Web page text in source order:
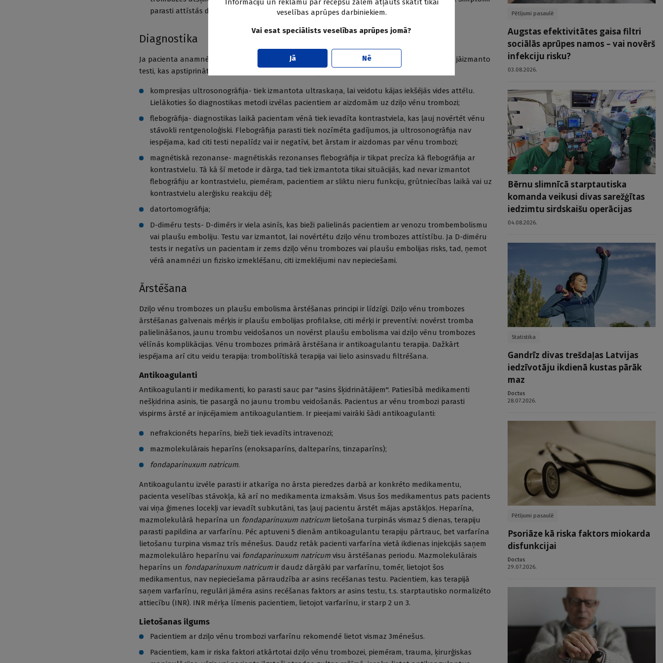
parasti attīstās dažās stundās vai dienās un saglabājas dienām vai nedēļām ilgi.
Diagnostika
Ja pacienta anamnēze, simptomi un fiziskā izmeklēšana liek domāt par dziļo vēnu trombozi, jāizmanto
testi, kas apstiprinātu šo diagnozi. Biežāk lietotie dziļās vēnu trombozes diagnostiskie testi:
kompresijas ultrosonogrāfija- tiek izmantota ultraskaņa, lai veidotu kājas iekšējās vides attēlu.
Lielākoties šo diagnostikas metodi izvēlas pacientiem ar aizdomām uz dziļo vēnu trombozi;
flebogrāfija- diagnostikas laikā pacientam vēnā tiek ievadīta kontrastviela, kas ļauj novērtēt vēnu
stāvokli rentgenoloģiski. Flebogrāfija parasti tiek nozīmēta gadījumos, ja ultrosonogrāfija nav
iespējama, kad citi testi nepalīdz vai ir negatīvi, bet ārstam ir aizdomas par vēnu trombozi;
magnētiskā rezonanse- magnētiskās rezonanses flebogrāfija ir tikpat precīza kā flebogrāfija ar
kontrastvielu. Tā kā šī metode ir dārga, tad tiek izmantota tikai situācijās, kad nevar izmantot
flebogrāfiju ar kontrastvielu, piemēram, pacientiem ar sliktu nieru funkciju, grūtniecības laikā vai uz
kontrastvielu alerģisku reakciju dēļ;
datortomogrāfija;
D-dimēru tests- D-dimērs ir viela asinīs, kas bieži palielinās pacientiem ar venozu trombembolismu
vai plaušu emboliju. Testu var izmantot, lai novērtētu dziļo vēnu trombozes attīstību. Ja D-dimēru
tests ir negatīvs un pacientam ir zems dziļo vēnu trombozes vai plaušu embolijas risks, tad, ņemot
vērā anamnēzi un fizisko izmeklēšanu, citi izmeklējumi nav nepieciešami.
Ārstēšana
Dziļo vēnu trombozes un plaušu embolisma ārstēšanas principi ir līdzīgi. Dziļo vēnu trombozes
ārstēšanas galvenais mērķis ir plaušu embolijas profilakse, citi mērķi ir preventīvi: novērst tromba
palielināšanos, jaunu trombu veidošanos un novērst plaušu embolisma vai dziļo vēnu trombozes
vēlīnās komplikācijas. Vēnu trombozes primārā ārstēšana ir antikoagulantu terapija. Dažkārt
iespējama arī citu veidu terapija: trombolītiskā terapija vai lielo asinsvadu filtrēšana.
Antikoagulanti
Antikoagulanti ir medikamenti, ko parasti sauc par "asins šķidrinātājiem". Patiesībā medikamenti
nešķidrina asinis, tie pasargā no jaunu trombu veidošanās. Pacientus ar vēnu trombozi parasti
vispirms ārstē ar injicējamiem antikoagulantiem. Ir pieejami vairāki šādi antikoagulanti:
nefrakcionēts heparīns, bieži tiek ievadīts intravenozi;
mazmolekulārais heparīns (enoksaparīns, dalteparīns, tinzaparīns);
fondaparinuxum natricum.
Antikoagulantu izvēle parasti ir atkarīga no ārsta pieredzes darbā ar konkrēto medikamentu,
pacienta veselības stāvokļa, kā arī no medikamenta izmaksām. Visus šos medikamentus pats pacients
vai viņa ģimenes locekļi var ievadīt subkutāni, tas ļauj pacientu ārstēt mājas apstākļos. Heparīna,
mazmolekulārā heparīna un fondaparinuxum natricum lietošana turpinās vismaz 5 dienas, terapiju
parasti papildina ar varfarīnu. Pēc aptuveni 5 dienām antikoagulantu terapiju pārtrauc, bet varfarīna
lietošanu turpina vismaz trīs mēnešus. Daudz retāk pacienti varfarīna vietā ikdienas injekcijās saņem
mazmolekulāro heparīnu vai fondaparinuxum natricum visu ārstēšanas periodu. Mazmolekulārais
heparīns un fondaparinuxum natricum ir daudz dārgāki par varfarīnu, tomēr, lietojot šos
medikamentus, nav nepieciešama pārraudzība ar asins recēšanas testu. Pacientiem, kas terapijā
saņem varfarīnu, regulāri jāmēra asins recēšanas faktors ar asins testu, t.s. starptautisko normalizēto
attiecību (INR). INR mērķa līmenis pacientiem, lietojot varfarīnu, ir starp 2 un 3.
Lietošanas ilgums
Pacientiem ar dziļo vēnu trombozi varfarīnu rekomendē lietot vismaz 3mēnešus.
Pacientiem, kam ir riska faktori atkārtotai dziļo vēnu trombozei, piemēram, trauma, ķirurģiskas
Pētījumi pasaulē
Augstas efektivitātes gaisa filtri
sociālās aprūpes namos – vai novērš
infekciju risku?
03.08.2026.
Bērnu slimnīcā starptautiska
komanda veikusi divas sarežģītas
iedzimtu sirdskaišu operācijas
04.08.2026.
Statistika
Gandrīz divas trešdaļas Latvijas
iedzīvotāju ikdienā kustas pārāk
maz
Doctus
28.07.2026.
Pētījumi pasaulē
Psoriāze kā riska faktors miokarda
disfunkcijai
Doctus
29.07.2026.
Informāciju un reklāmu par recepšu zālēm atļauts skatīt tikai
veselības aprūpes darbiniekiem.
Vai esat speciālists veselības aprūpes jomā?
Jā Nē